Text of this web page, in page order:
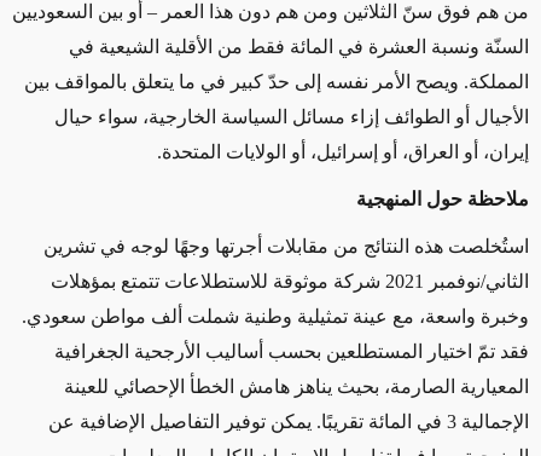
من هم فوق سنّ الثلاثين ومن هم دون هذا العمر – أو بين السعوديين
السنّة ونسبة العشرة في المائة فقط من الأقلية الشيعية في
المملكة. ويصح الأمر نفسه إلى حدّ كبير في ما يتعلق بالمواقف بين
الأجيال أو الطوائف إزاء مسائل السياسة الخارجية، سواء حيال
إيران، أو العراق، أو إسرائيل، أو الولايات المتحدة.
ملاحظة حول المنهجية
استُخلصت هذه النتائج من مقابلات أجرتها وجهًا لوجه في تشرين
الثاني/نوفمبر 2021 شركة موثوقة للاستطلاعات تتمتع بمؤهلات
وخبرة واسعة، مع عينة تمثيلية وطنية شملت ألف مواطن سعودي.
فقد تمّ اختيار المستطلعين بحسب أساليب الأرجحية الجغرافية
المعيارية الصارمة، بحيث يناهز هامش الخطأ الإحصائي للعينة
الإجمالية 3 في المائة تقريبًا. يمكن توفير التفاصيل الإضافية عن